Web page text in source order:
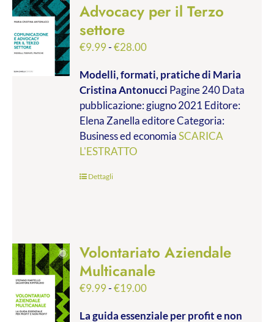
Advocacy per il Terzo
settore
€9.99-€28.00Fascia
prezzo:
da
€9.99
a
€28.00
Modelli, formati, pratichedi Maria
Cristina Antonucci Pagine 240 Data
pubblicazione: giugno 2021 Editore:
Elena Zanella editore Categoria:
Business ed economiaSCARICA
L'ESTRATTO
Dettagli
Volontariato Aziendale
Multicanale
€9.99-€19.00Fascia
prezzo:
La guida essenziale per profit e non